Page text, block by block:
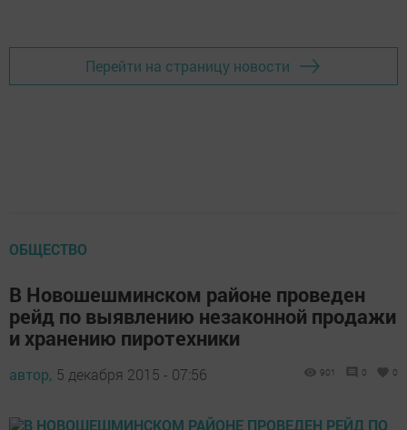
Перейти на страницу новости
ОБЩЕСТВО
В Новошешминском районе проведен
рейд по выявлению незаконной продажи
и хранению пиротехники
автор, 5 декабря 2015 - 07:56 901 0 0